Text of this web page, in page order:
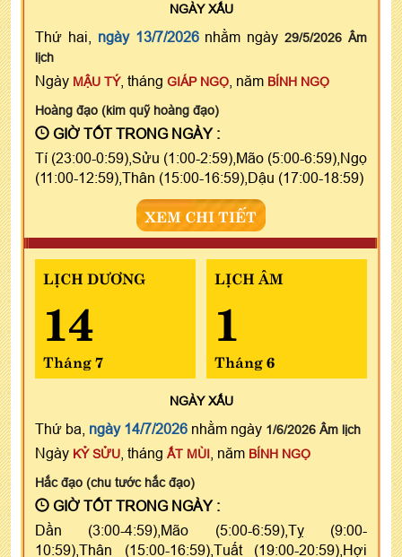
NGÀYXẤU
Thứ hai, ngày 13/7/2026nhằm ngày29/5/2026 Âm
lịch
Ngày MẬU TÝ, tháng GIÁP NGỌ , năm BÍNH NGỌ
Hoàng đạo (kim quỹ hoàng đạo)
GIỜ TỐT TRONG NGÀY :
Tí (23:00-0:59),Sửu (1:00-2:59),Mão (5:00-6:59),Ngọ
(11:00-12:59),Thân (15:00-16:59),Dậu (17:00-18:59)
XEM CHI TIẾT
LỊCH DƯƠNG
14
Tháng 7
LỊCH ÂM
1
Tháng 6
NGÀYXẤU
Thứ ba, ngày 14/7/2026 nhằm ngày 1/6/2026 Âm lịch
Ngày KỶ SỬU , tháng ẤT MÙI , năm BÍNH NGỌ
Hắc đạo (chu tước hắc đạo)
GIỜ TỐT TRONG NGÀY :
Dần (3:00-4:59),Mão (5:00-6:59),Tỵ (9:00-
10:59),Thân (15:00-16:59),Tuất (19:00-20:59),Hợi